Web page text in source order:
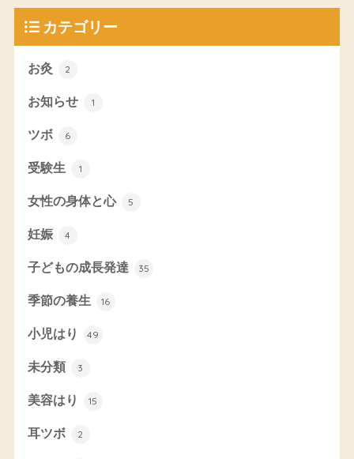
カテゴリー
お灸 2
お知らせ 1
ツボ 6
受験生 1
女性の身体と心 5
妊娠 4
子どもの成長発達 35
季節の養生 16
小児はり 49
未分類 3
美容はり 15
耳ツボ 2